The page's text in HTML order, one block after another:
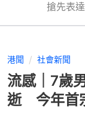
搶先表達
港聞 社會新聞
流感｜7歲
逝 今年首